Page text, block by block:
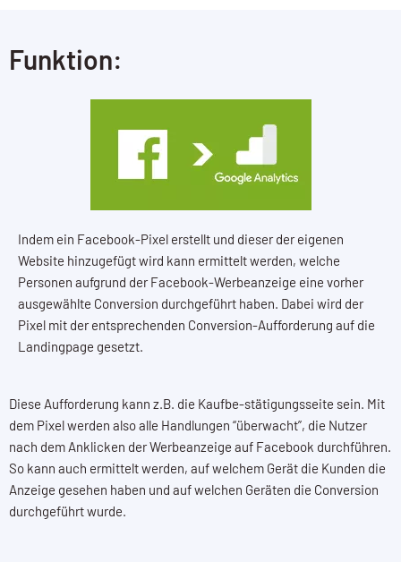
Funktion:
Indem ein Facebook-Pixel erstellt und dieser der eigenen
Website hinzugefügt wird kann ermittelt werden, welche
Personen aufgrund der Facebook-Werbeanzeige eine vorher
ausgewählte Conversion durchgeführt haben. Dabei wird der
Pixel mit der entsprechenden Conversion-Aufforderung auf die
Landingpage gesetzt.
Diese Aufforderung kann z.B. die Kaufbe-stätigungsseite sein. Mit
dem Pixel werden also alle Handlungen “überwacht”, die Nutzer
nach dem Anklicken der Werbeanzeige auf Facebook durchführen.
So kann auch ermittelt werden, auf welchem Gerät die Kunden die
Anzeige gesehen haben und auf welchen Geräten die Conversion
durchgeführt wurde.